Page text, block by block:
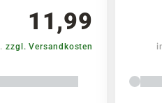
11,99
zzgl. Versandkosten